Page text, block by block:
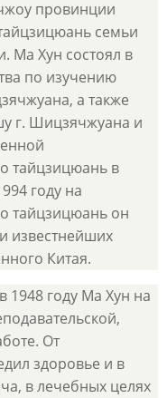
провинции
семьи
Ма Хун состоял в
по изучению
а также
г. Шицзячжуана и
тайцзицюань в
году на
тайцзицюань он
известнейших
Китая.
1948 году Ма Хун на
От
здоровье и в
в лечебных целях